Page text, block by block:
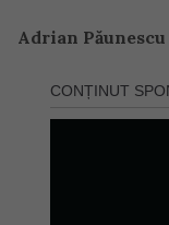
Adrian Păunescu